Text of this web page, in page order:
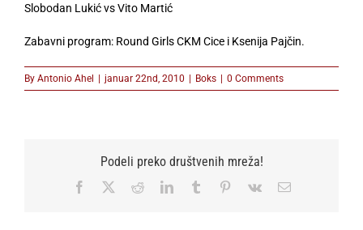
Slobodan Lukić vs Vito Martić
Zabavni program: Round Girls CKM Cice i Ksenija Pajčin.
By Antonio Ahel | januar 22nd, 2010 | Boks | 0 Comments
Podeli preko društvenih mreža!
Facebook RedditLinkedInTumblr Pinterest
Vk Email